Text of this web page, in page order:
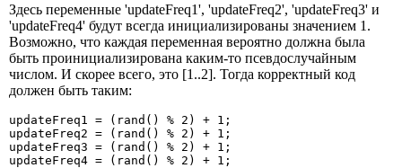
Здесь переменные 'updateFreq1', 'updateFreq2', 'updateFreq3' и
'updateFreq4' будут всегда инициализированы значением 1.
Возможно, что каждая переменная вероятно должна была
быть проинициализирована каким-то псевдослучайным
числом. И скорее всего, это [1..2]. Тогда корректный код
должен быть таким:
updateFreq1 = (rand() % 2) + 1;
updateFreq2 = (rand() % 2) + 1;
updateFreq3 = (rand() % 2) + 1;
updateFreq4 = (rand() % 2) + 1;